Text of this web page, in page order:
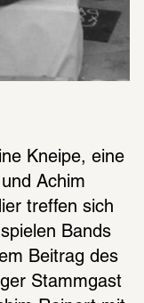
Kneipe, eine
Achim
treffen sich
Bands
Beitrag des
Stammgast